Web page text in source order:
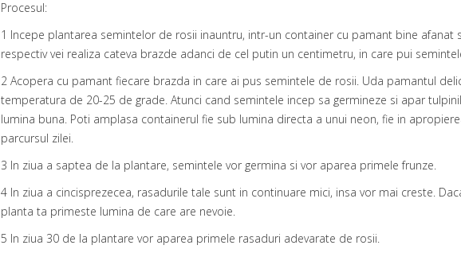
Procesul:
1 Incepe plantarea semintelor de rosii inauntru, intr-un container cu pamant bine afanat
respectiv vei realiza cateva brazde adanci de cel putin un centimetru, in care pui
2 Acopera cu pamant fiecare brazda in care ai pus semintele de rosii. Uda pamantul
temperatura de 20-25 de grade. Atunci cand semintele incep sa germineze si apar
lumina buna. Poti amplasa containerul fie sub lumina directa a unui neon, fie in
parcursul zilei.
3 In ziua a saptea de la plantare, semintele vor germina si vor aparea primele frunze.
4 In ziua a cincisprezecea, rasadurile tale sunt in continuare mici, insa vor mai creste.
planta ta primeste lumina de care are nevoie.
5 In ziua 30 de la plantare vor aparea primele rasaduri adevarate de rosii.